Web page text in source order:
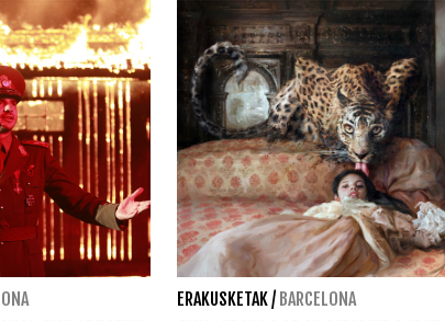
ERAKUSKETAK/ BARCELONA